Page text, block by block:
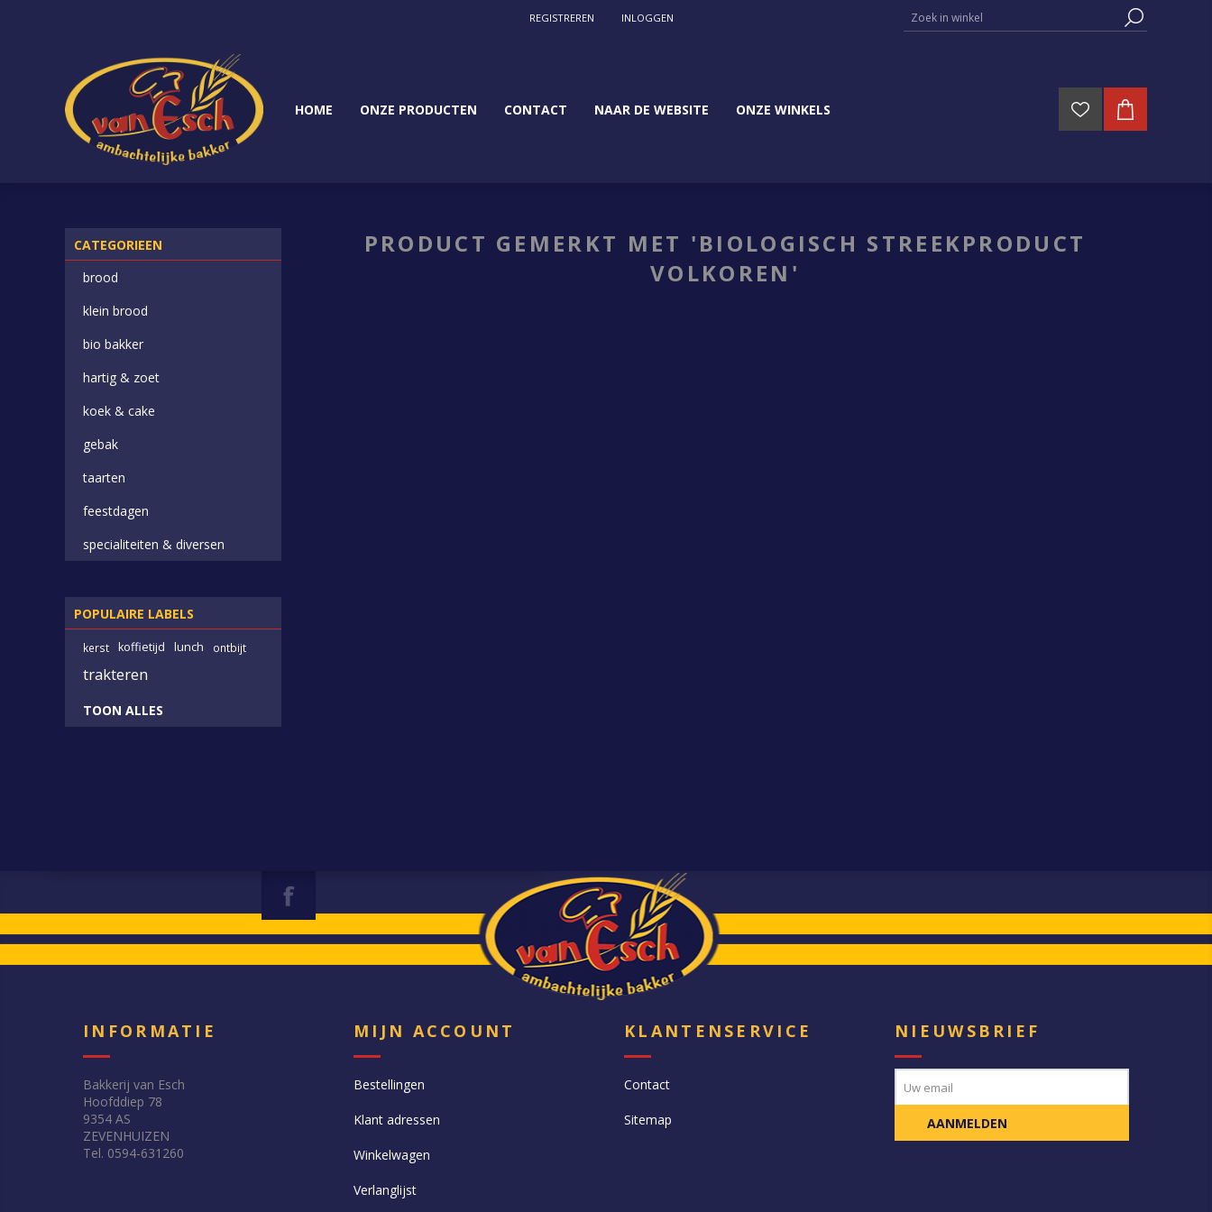
REGISTREREN INLOGGEN
HOME ONZE PRODUCTEN CONTACT NAAR DE WEBSITE ONZE WINKELS
PRODUCT GEMERKT MET 'BIOLOGISCH STREEKPRODUCT
VOLKOREN'
CATEGORIEEN
brood
klein brood
bio bakker
hartig & zoet
koek & cake
gebak
taarten
feestdagen
specialiteiten & diversen
POPULAIRE LABELS
kerst koffietijd lunch ontbijt
trakteren
TOON ALLES
INFORMATIE
Bakkerij van Esch
Hoofddiep 78
9354 AS
ZEVENHUIZEN
Tel. 0594-631260
MIJN ACCOUNT
Bestellingen
Klant adressen
Winkelwagen
Verlanglijst
KLANTENSERVICE
Contact
Sitemap
NIEUWSBRIEF